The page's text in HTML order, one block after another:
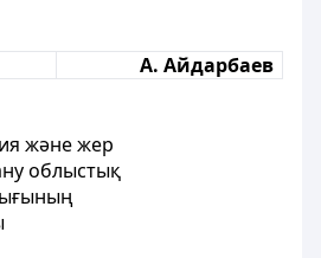
А. Айдарбаев
және жер
облыстық